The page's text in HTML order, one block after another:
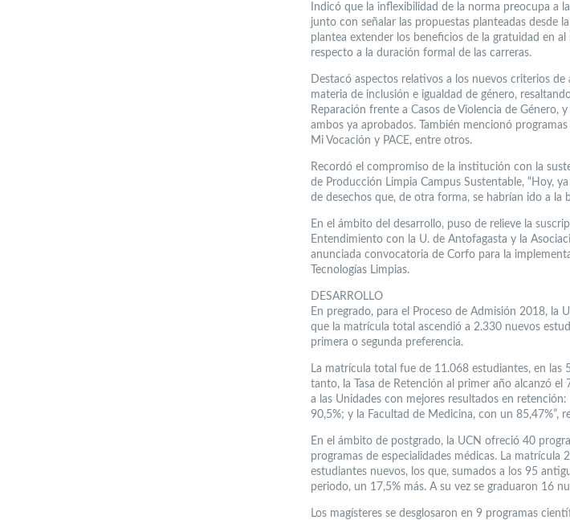
Indicó que la inflexibilidad de la norma preocupa a
junto con señalar las propuestas planteadas desde
plantea extender los beneficios de la gratuidad en
respecto a la duración formal de las carreras.
Destacó aspectos relativos a los nuevos criterios
materia de inclusión e igualdad de género,
Reparación frente a Casos de Violencia de Género,
ambos ya aprobados. También mencionó
Mi Vocación y PACE, entre otros.
Recordó el compromiso de la institución con la
de Producción Limpia Campus Sustentable, “Hoy,
de desechos que, de otra forma, se habrían ido a la
En el ámbito del desarrollo, puso de relieve la
Entendimiento con la U. de Antofagasta y la
anunciada convocatoria de Corfo para la
Tecnologías Limpias.
DESARROLLO
En pregrado, para el Proceso de Admisión 2018, la
que la matrícula total ascendió a 2.330 nuevos
primera o segunda preferencia.
La matrícula total fue de 11.068 estudiantes, en las
tanto, la Tasa de Retención al primer año alcanzó el
a las Unidades con mejores resultados en
90,5%; y la Facultad de Medicina, con un 85,47%”,
En el ámbito de postgrado, la UCN ofreció 40
programas de especialidades médicas. La matrícula
estudiantes nuevos, los que, sumados a los 95
periodo, un 17,5% más. A su vez se graduaron 16
Los magísteres se desglosaron en 9 programas